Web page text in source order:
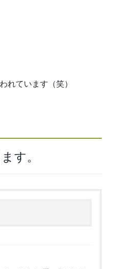
れています（笑）
す。